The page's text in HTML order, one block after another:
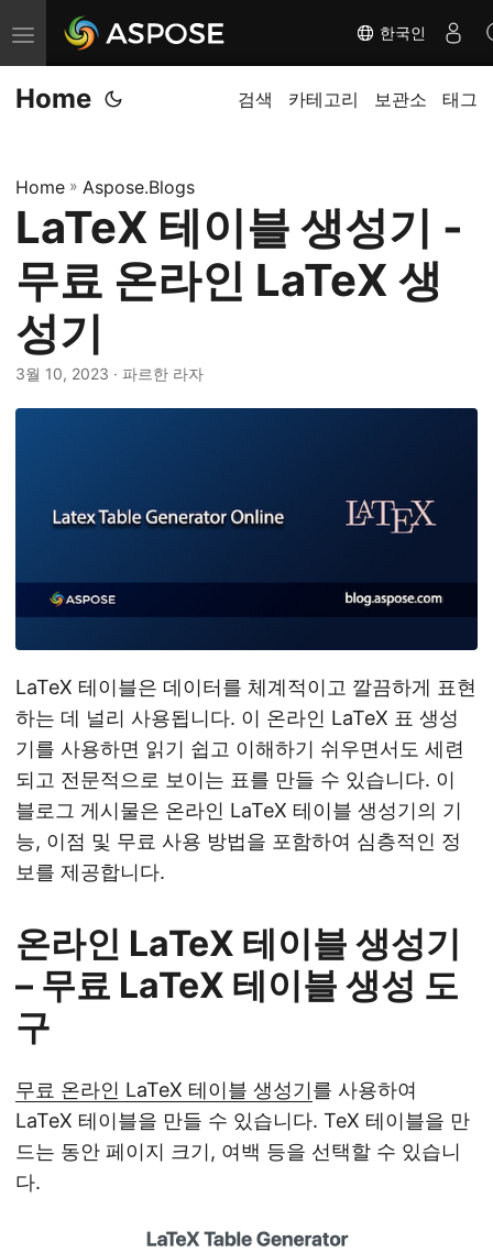
탐
색
전
한국인
Home 검색 카테고리 보관소 태그
Home » Aspose.Blogs
LaTeX 테이블 생성기 -
무료 온라인 LaTeX 생
성기
3월 10, 2023 · 파르한 라자
LaTeX 테이블은 데이터를 체계적이고 깔끔하게 표현
하는 데 널리 사용됩니다. 이 온라인 LaTeX 표 생성
기를 사용하면 읽기 쉽고 이해하기 쉬우면서도 세련
되고 전문적으로 보이는 표를 만들 수 있습니다. 이
블로그 게시물은 온라인 LaTeX 테이블 생성기의 기
능, 이점 및 무료 사용 방법을 포함하여 심층적인 정
보를 제공합니다.
온라인 LaTeX 테이블 생성기
– 무료 LaTeX 테이블 생성 도
구
무료 온라인 LaTeX 테이블 생성기를 사용하여
LaTeX 테이블을 만들 수 있습니다. TeX 테이블을 만
드는 동안 페이지 크기, 여백 등을 선택할 수 있습니
다.